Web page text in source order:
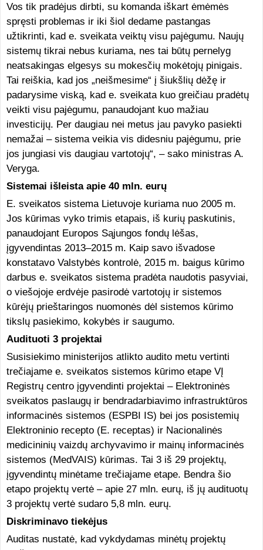
Vos tik pradėjus dirbti, su komanda iškart ėmėmės
spręsti problemas ir iki šiol dedame pastangas
užtikrinti, kad e. sveikata veiktų visu pajėgumu. Naujų
sistemų tikrai nebus kuriama, nes tai būtų pernelyg
neatsakingas elgesys su mokesčių mokėtojų pinigais.
Tai reiškia, kad jos „neišmesime“ į šiukšlių dėžę ir
padarysime viską, kad e. sveikata kuo greičiau pradėtų
veikti visu pajėgumu, panaudojant kuo mažiau
investicijų. Per daugiau nei metus jau pavyko pasiekti
nemažai – sistema veikia vis didesniu pajėgumu, prie
jos jungiasi vis daugiau vartotojų“, – sako ministras A.
Veryga.
Sistemai išleista apie 40 mln. eurų
E. sveikatos sistema Lietuvoje kuriama nuo 2005 m.
Jos kūrimas vyko trimis etapais, iš kurių paskutinis,
panaudojant Europos Sąjungos fondų lėšas,
įgyvendintas 2013–2015 m. Kaip savo išvadose
konstatavo Valstybės kontrolė, 2015 m. baigus kūrimo
darbus e. sveikatos sistema pradėta naudotis pasyviai,
o viešojoje erdvėje pasirodė vartotojų ir sistemos
kūrėjų prieštaringos nuomonės dėl sistemos kūrimo
tikslų pasiekimo, kokybės ir saugumo.
Audituoti 3 projektai
Susisiekimo ministerijos atlikto audito metu vertinti
trečiajame e. sveikatos sistemos kūrimo etape VĮ
Registrų centro įgyvendinti projektai – Elektroninės
sveikatos paslaugų ir bendradarbiavimo infrastruktūros
informacinės sistemos (ESPBI IS) bei jos posistemių
Elektroninio recepto (E. receptas) ir Nacionalinės
medicininių vaizdų archyvavimo ir mainų informacinės
sistemos (MedVAIS) kūrimas. Tai 3 iš 29 projektų,
įgyvendintų minėtame trečiajame etape. Bendra šio
etapo projektų vertė – apie 27 mln. eurų, iš jų audituotų
3 projektų vertė sudaro 5,8 mln. eurų.
Diskriminavo tiekėjus
Auditas nustatė, kad vykdydamas minėtų projektų